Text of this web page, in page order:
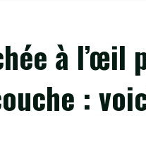
à
: